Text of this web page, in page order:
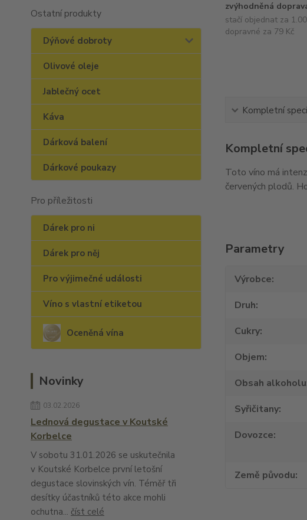
Ostatní produkty
Dýňové dobroty
Olivové oleje
Jablečný ocet
Káva
Dárková balení
Dárkové poukazy
Pro příležitosti
Dárek pro ni
Dárek pro něj
Pro výjimečné události
Víno s vlastní etiketou
Oceněná vína
Novinky
03.02.2026
Lednová degustace v Koutské
Korbelce
V sobotu 31.01.2026 se uskutečnila
v Koutské Korbelce první letošní
degustace slovinských vín. Téměř tři
desítky účastníků této akce mohli
ochutna... číst celé
zvýhodněná
stačí objednat za
dopravné za 79 Kč
Kompletní
Kompletní
Toto víno má
červených plodů.
Parametry
Výrobce
Druh
Cukry
Objem
Obsah alkoholu
Syřičitany
Dovozce
Země původu